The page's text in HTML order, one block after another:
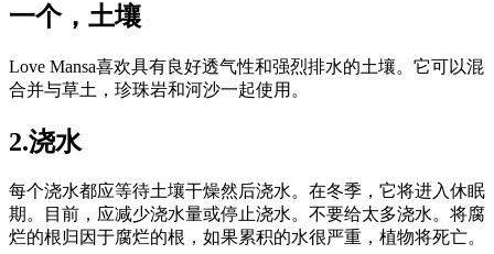
一个，土壤
Love Mansa喜欢具有良好透气性和强烈排水的土壤。它可以混
合并与草土，珍珠岩和河沙一起使用。
2.浇水
每个浇水都应等待土壤干燥然后浇水。在冬季，它将进入休眠
期。目前，应减少浇水量或停止浇水。不要给太多浇水。将腐
烂的根归因于腐烂的根，如果累积的水很严重，植物将死亡。